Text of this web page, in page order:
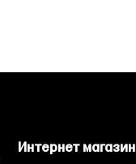
Интернет магазин